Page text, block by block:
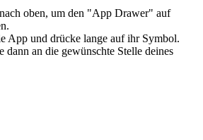
oben, um den "App Drawer" auf
App und drücke lange auf ihr Symbol.
dann an die gewünschte Stelle deines